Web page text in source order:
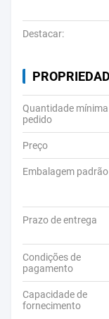
Destacar:
Quantidade
pedido
Preço
Embalagem padrão
Prazo de entrega
Condições de
pagamento
Capacidade de
fornecimento